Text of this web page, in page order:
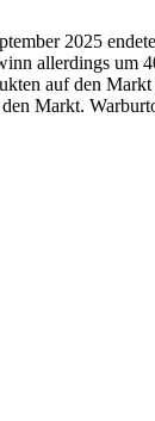
2025
allerdings
auf den
Markt.